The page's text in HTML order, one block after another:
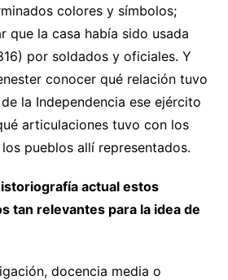
colores y símbolos;
que la casa había sido usada
por soldados y oficiales. Y
conocer qué relación tuvo
la Independencia ese ejército
articulaciones tuvo con los
pueblos allí representados.
actual estos
tan relevantes para la idea de
docencia media o